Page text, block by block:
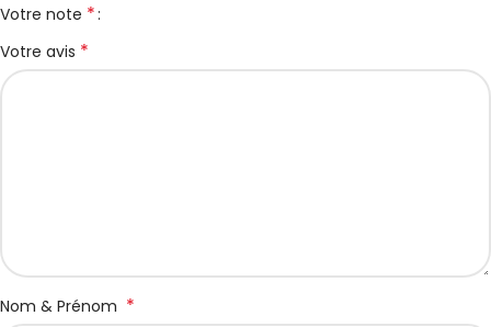
Votre note *
Votre avis *
Nom & Prénom *